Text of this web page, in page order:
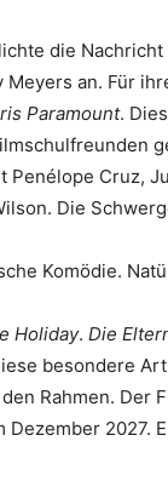
die Nachricht
Meyers an. Für
Paramount.
Penélope Cruz,
Die
Komödie.
Holiday. Die
besondere
Rahmen. Der
2027.